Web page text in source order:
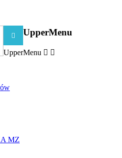
 UpperMenu
UpperMenu  
MZ